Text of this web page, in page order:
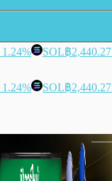
SOL฿2,440.27
SOL฿2,440.27